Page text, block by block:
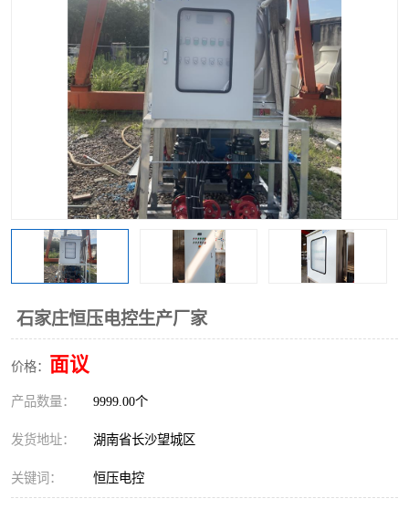
石家庄恒压电控生产厂家
价格： 面议
产品数量： 9999.00个
发货地址： 湖南省长沙望城区
关键词： 恒压电控